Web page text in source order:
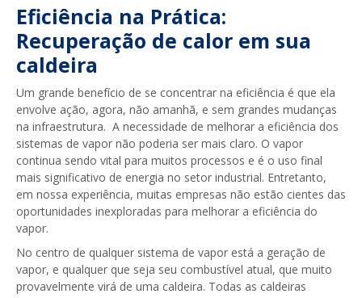
Eficiência na Prática:
Recuperação de calor em sua
caldeira
Um grande benefício de se concentrar na eficiência é que ela
envolve ação, agora, não amanhã, e sem grandes mudanças
na infraestrutura. A necessidade de melhorar a eficiência dos
sistemas de vapor não poderia ser mais claro. O vapor
continua sendo vital para muitos processos e é o uso final
mais significativo de energia no setor industrial. Entretanto,
em nossa experiência, muitas empresas não estão cientes das
oportunidades inexploradas para melhorar a eficiência do
vapor.
No centro de qualquer sistema de vapor está a geração de
vapor, e qualquer que seja seu combustível atual, que muito
provavelmente virá de uma caldeira. Todas as caldeiras